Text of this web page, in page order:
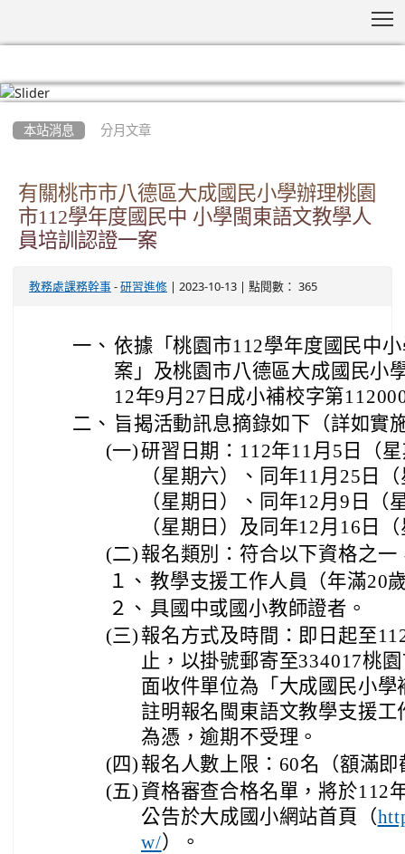
本站消息 分月文章
有關桃市市八德區大成國民小學辦理桃園
市112學年度國民中 小學閩東語文教學人
員培訓認證一案
教務處課務幹事 - 研習進修 | 2023-10-13 | 點閱數： 365
一、 依據「桃園市112學年度國民中
案」及桃園市八德區大成國民小
12年9月27日成小補校字第
二、 旨揭活動訊息摘錄如下（詳如實
(一)研習日期：112年11月5日（
（星期六）、同年11月25日
（星期日）、同年12月9日（
（星期日）及同年12月16日
(二) 報名類別：符合以下資格之一
１、 教學支援工作人員（年滿20
２、 具國中或國小教師證者。
(三) 報名方式及時間：即日起至
止，以掛號郵寄至334017桃
面收件單位為「大成國民小
註明報名閩東語文教學支援
為憑，逾期不受理。
(四) 報名人數上限：60名（額滿即
(五) 資格審查合格名單，將於112
公告於大成國小網站首頁（
w/）。